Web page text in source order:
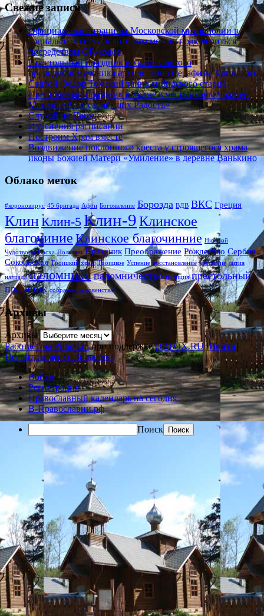
Свежие записи
Официальные страницы Московской митрополии в
социальных сетях, к которым можно подключиться
посредством QR-кодов
Престольный праздник в храме Святого
преподобномученика архидиакона Серафима Клинского
Святой Фёдор Томский тайна сибирского старца
Престольный праздник в храме в честь иконы Божией
Матери «Всех скорбящих Радость»
Случай на Пасху
Изменения расписании
Построим Храм вместе
Воздвижение поклонного креста у строящегося храма
иконы Божией Матери «Умиление» в деревне Ванькино
Облако меток
#короновирус 45 бригада Афон Богоявление Борозда ВДВ ВКС Греция
КлинКлин-5 Клин-9Клинское
благочиние Клинское благочинние Николай
Чудотворц Пасха Полухин Праздник Преображение Рождество Сербия
Сокольская Троицкий храм Троицкое Успение восстановление крещение лития
награда паломники паломничество полиция престольный
праздник собрание духовенства
Архивы
Архивы
Работает на Prihod.ruпри поддержкеORTOX.RU[Войти]
Перейти к верхней панели
Войти
Регистрация
Православный календарь на сегодня
В-Православии.рф
Поиск